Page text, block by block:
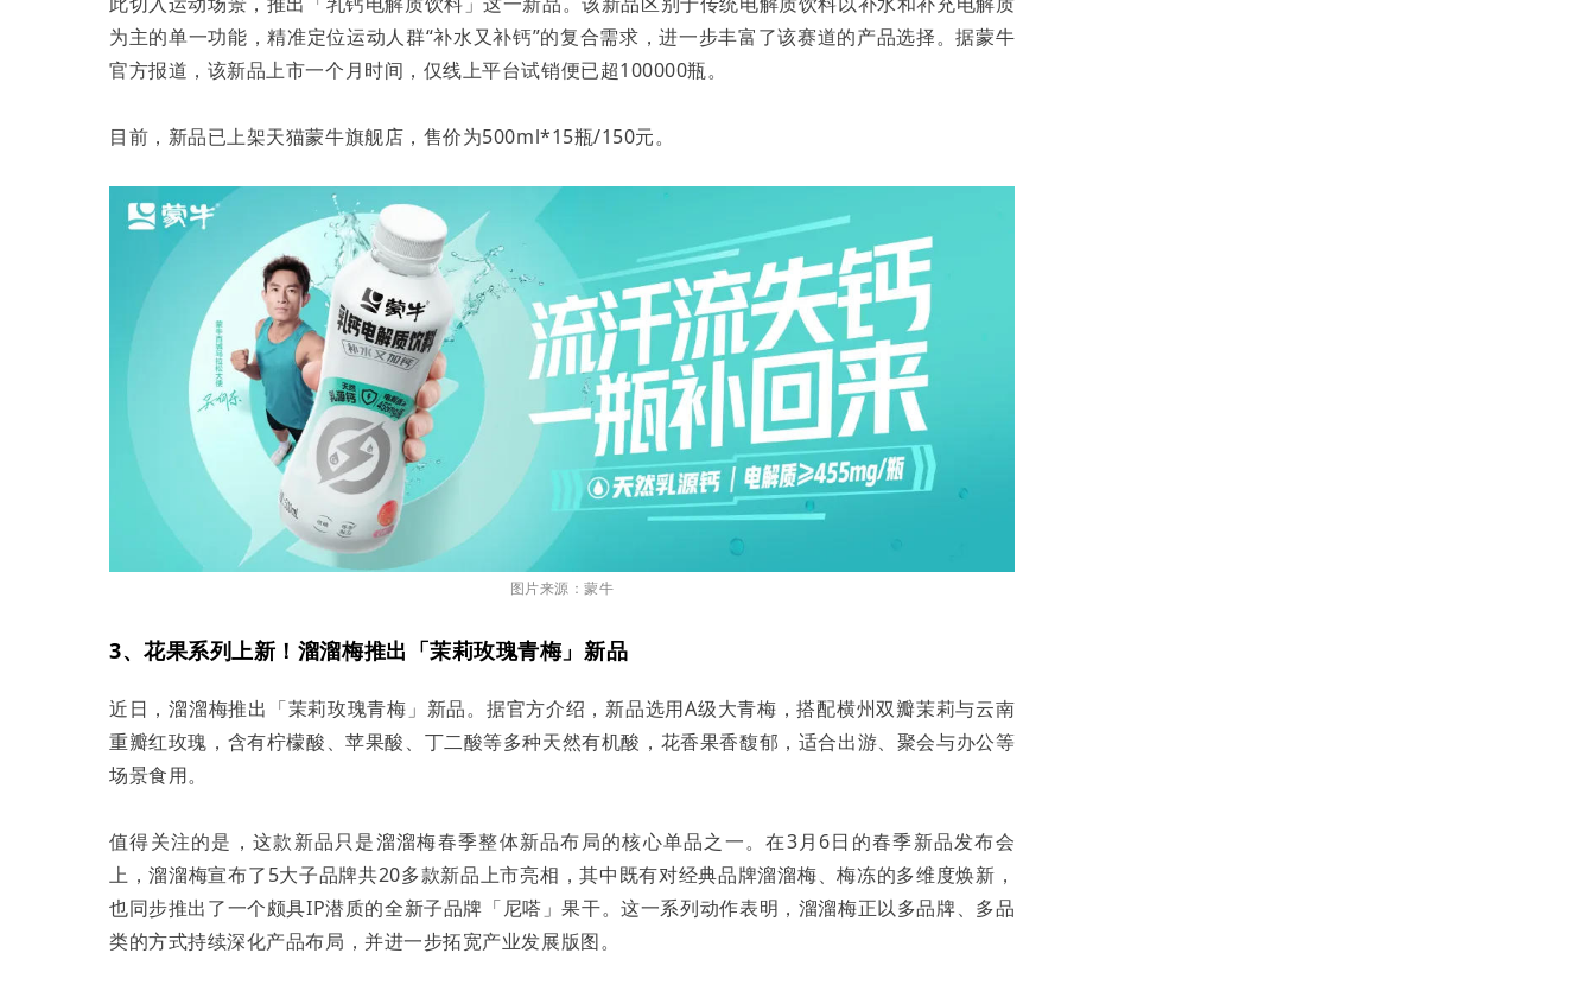
为主的单一功能，精准定位运动人群“补水又补钙”的复合需求，进一步丰富了该赛道的产品选择。据蒙牛
官方报道，该新品上市一个月时间，仅线上平台试销便已超100000瓶。
目前，新品已上架天猫蒙牛旗舰店，售价为500ml*15瓶/150元。
图片来源：蒙牛
3、花果系列上新！溜溜梅推出「茉莉玫瑰青梅」新品
近日，溜溜梅推出「茉莉玫瑰青梅」新品。据官方介绍，新品选用A级大青梅，搭配横州双瓣茉莉与云南
重瓣红玫瑰，含有柠檬酸、苹果酸、丁二酸等多种天然有机酸，花香果香馥郁，适合出游、聚会与办公等
场景食用。
值得关注的是，这款新品只是溜溜梅春季整体新品布局的核心单品之一。在3月6日的春季新品发布会
上，溜溜梅宣布了5大子品牌共20多款新品上市亮相，其中既有对经典品牌溜溜梅、梅冻的多维度焕新，
也同步推出了一个颇具IP潜质的全新子品牌「尼嗒」果干。这一系列动作表明，溜溜梅正以多品牌、多品
类的方式持续深化产品布局，并进一步拓宽产业发展版图。